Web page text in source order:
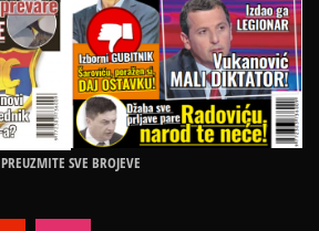
PREUZMITE SVE BROJEVE